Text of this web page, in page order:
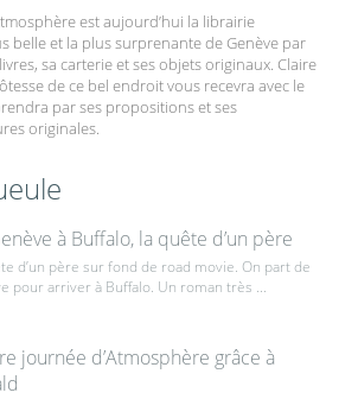
est aujourd’hui la librairie
belle et la plus surprenante de Genève par
sa carterie et ses objets originaux. Claire
de ce bel endroit vous recevra avec le
par ses propositions et ses
originales.
à Buffalo, la quête d’un père
d’un père sur fond de road movie. On part de
pour arriver à Buffalo. Un roman très ...
journée d’Atmosphère grâce à